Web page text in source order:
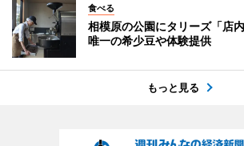
食べる
相模原の公園にタリーズ「店
唯一の希少豆や体験提供
もっと見る